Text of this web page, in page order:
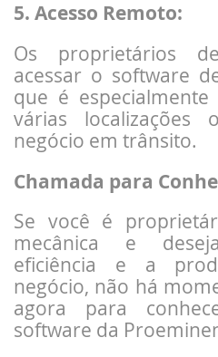
5. Acesso Remoto:
Os proprietários
acessar o software
que é
várias localizações
negócio em trânsito.
Chamada para
Se você é
mecânica e
eficiência e a
negócio, não há
agora para
software da